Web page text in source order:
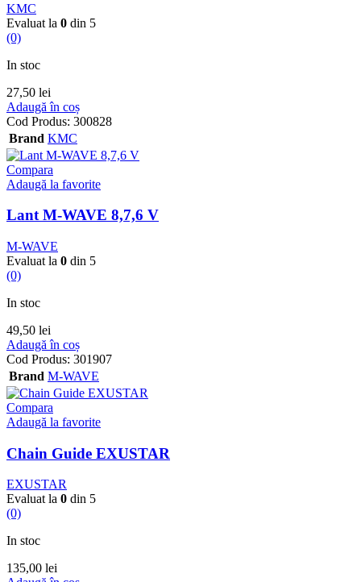
KMC
Evaluat la 0 din 5
(0)
In stoc
27,50 lei
Adaugă în coș
Cod Produs: 300828
Brand KMC
Compara
Adaugă la favorite
Lant M-WAVE 8,7,6 V
M-WAVE
Evaluat la 0 din 5
(0)
In stoc
49,50 lei
Adaugă în coș
Cod Produs: 301907
Brand M-WAVE
Compara
Adaugă la favorite
Chain Guide EXUSTAR
EXUSTAR
Evaluat la 0 din 5
(0)
In stoc
135,00 lei